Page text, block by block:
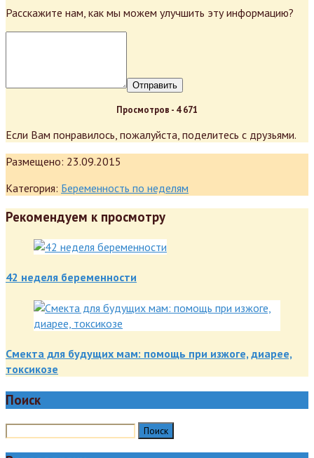
Расскажите нам, как мы можем улучшить эту информацию?
Отправить
Просмотров - 4 671
Если Вам понравилось, пожалуйста, поделитесь с друзьями.
Размещено: 23.09.2015
Категория: Беременность по неделям
Рекомендуем к просмотру
42 неделя беременности
Смекта для будущих мам: помощь при изжоге, диарее,
токсикозе
Поиск